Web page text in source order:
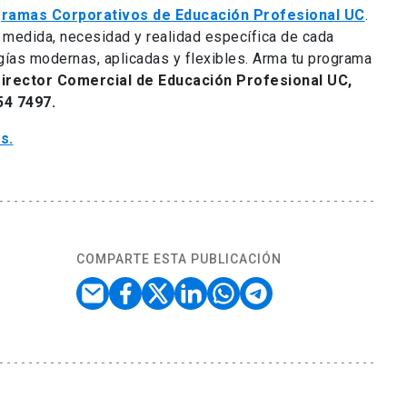
Corporativos de Educación Profesional UC.
necesidad y realidad específica de cada
modernas, aplicadas y flexibles. Arma tu programa
Comercial de Educación Profesional UC,
7497.
COMPARTE ESTA PUBLICACIÓN